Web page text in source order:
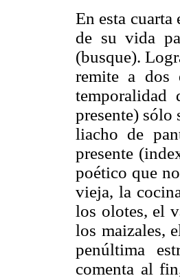
En esta
de su vida
(busque).
remite a dos
temporalidad
presente) sólo
liacho de
presente
poético que
vieja, la
los olotes, el
los maizales,
penúltima
comenta al